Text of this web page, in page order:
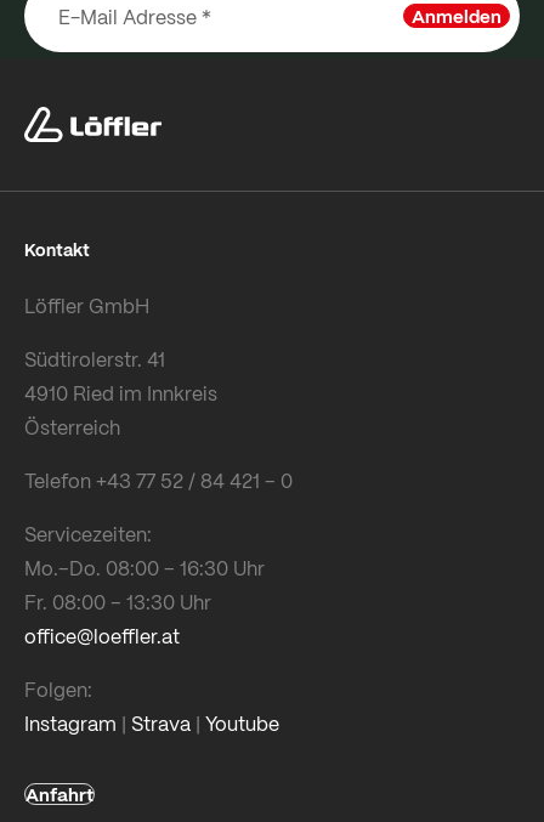
Anmelden
Kontakt
Löffler GmbH
Südtirolerstr. 41
4910 Ried im Innkreis
Österreich
Telefon +43 77 52 / 84 421 – 0
Servicezeiten:
Mo.–Do. 08:00 – 16:30 Uhr
Fr. 08:00 – 13:30 Uhr
office@loeffler.at
Folgen:
Instagram | Strava | Youtube
Anfahrt